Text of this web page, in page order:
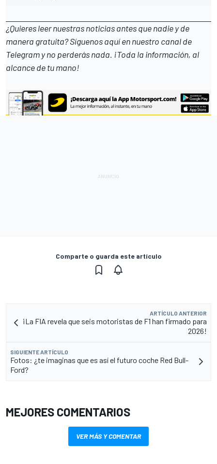
¿Quieres leer nuestras noticias antes que nadie y de
manera gratuita? Síguenosaquí en nuestro canal de
Telegramy no perderás nada. ¡Toda la información, al
alcance de tu mano!
Comparte o guarda este artículo
ARTÍCULO ANTERIOR
¡La FIA revela que seis motoristas de F1 han firmado para
2026!
SIGUIENTE ARTÍCULO
Fotos: ¿te imaginas que es así el futuro coche Red Bull-
Ford?
MEJORES COMENTARIOS
VER MÁS Y COMENTAR